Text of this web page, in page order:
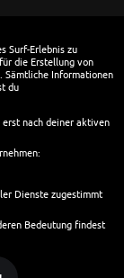
Surf-Erlebnis zu
die Erstellung von
Sämtliche Informationen
du
nach deiner aktiven
Dienste zugestimmt
Bedeutung findest